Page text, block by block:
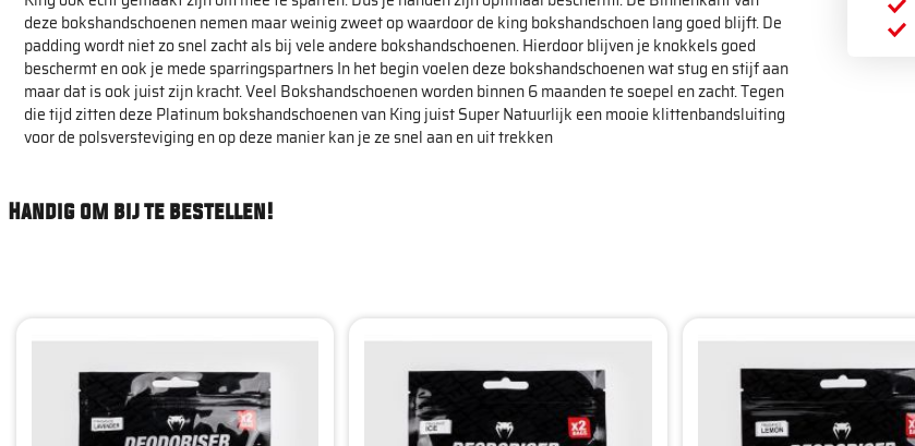
deze bokshandschoenen nemen maar weinig zweet op waardoor de king bokshandschoen lang goed blijft. De
padding wordt niet zo snel zacht als bij vele andere bokshandschoenen. Hierdoor blijven je knokkels goed
beschermt en ook je mede sparringspartners In het begin voelen deze bokshandschoenen wat stug en stijf aan
maar dat is ook juist zijn kracht. Veel Bokshandschoenen worden binnen 6 maanden te soepel en zacht. Tegen
die tijd zitten deze Platinum bokshandschoenen van King juist Super Natuurlijk een mooie klittenbandsluiting
voor de polsversteviging en op deze manier kan je ze snel aan en uit trekken
Handig om bij te bestellen!